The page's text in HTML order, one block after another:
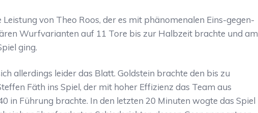
von Theo Roos, der es mit phänomenalen Eins-gegen-
Wurfvarianten auf 11 Tore bis zur Halbzeit brachte und am
ging.
allerdings leider das Blatt. Goldstein brachte den bis zu
Fäth ins Spiel, der mit hoher Effizienz das Team aus
in Führung brachte. In den letzten 20 Minuten wogte das Spiel